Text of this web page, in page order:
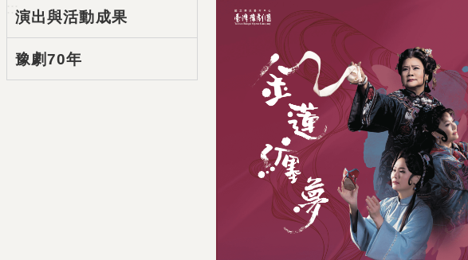
:::演出與活動成果
豫劇70年